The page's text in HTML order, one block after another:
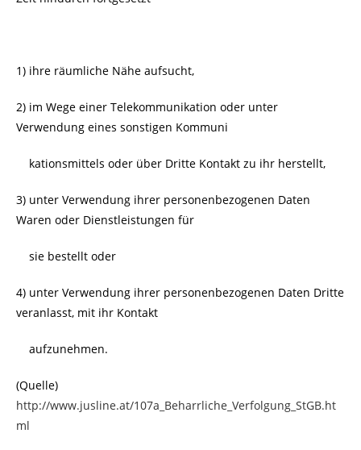
1) ihre räumliche Nähe aufsucht,
2) im Wege einer Telekommunikation oder unter
Verwendung eines sonstigen Kommuni
kationsmittels oder über Dritte Kontakt zu ihr herstellt,
3) unter Verwendung ihrer personenbezogenen Daten
Waren oder Dienstleistungen für
sie bestellt oder
4) unter Verwendung ihrer personenbezogenen Daten Dritte
veranlasst, mit ihr Kontakt
aufzunehmen.
(Quelle)
http://www.jusline.at/107a_Beharrliche_Verfolgung_StGB.ht
ml